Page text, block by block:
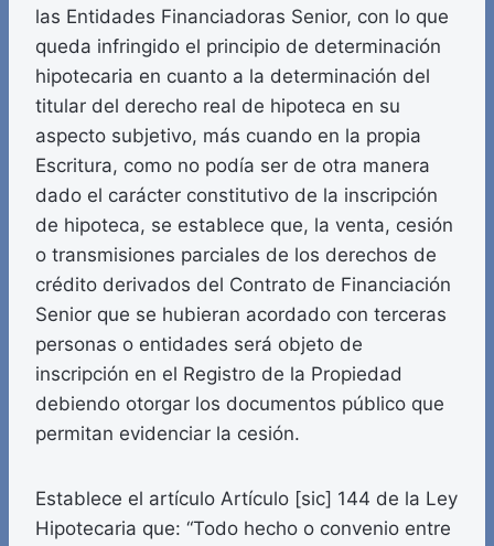
las Entidades Financiadoras Senior, con lo que
queda infringido el principio de determinación
hipotecaria en cuanto a la determinación del
titular del derecho real de hipoteca en su
aspecto subjetivo, más cuando en la propia
Escritura, como no podía ser de otra manera
dado el carácter constitutivo de la inscripción
de hipoteca, se establece que, la venta, cesión
o transmisiones parciales de los derechos de
crédito derivados del Contrato de Financiación
Senior que se hubieran acordado con terceras
personas o entidades será objeto de
inscripción en el Registro de la Propiedad
debiendo otorgar los documentos público que
permitan evidenciar la cesión.
Establece el artículo Artículo [sic] 144 de la Ley
Hipotecaria que: “Todo hecho o convenio entre